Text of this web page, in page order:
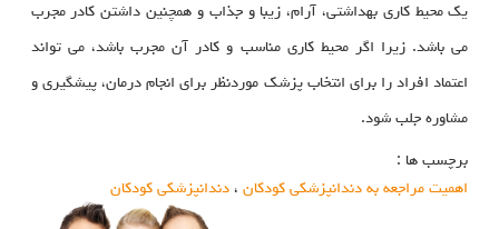
یک محیط کاری بهداشتی، آرام، زیبا و جذاب و همچنین داشتن کادر مجرب
می باشد. زیرا اگر محیط کاری مناسب و کادر آن مجرب باشد، می تواند
اعتماد افراد را برای انتخاب پزشک موردنظر برای انجام درمان، پیشگیری و
مشاوره جلب شود.
برچسب ها :
اهمیت مراجعه به دندانپزشکی کودکان، دندانپزشکی کودکان